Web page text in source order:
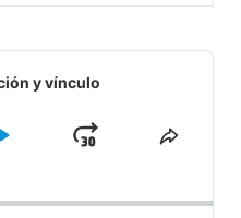
y vínculo
JumpShare